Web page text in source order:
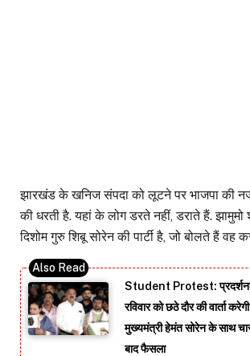
झारखंड के खनिज संपदा को लूटने पर भाजपा की
की धरती है. यहां के लोग डरते नहीं, डराते हैं. झामुमो
दिशोम गुरु शिबू सोरेन की पार्टी है, जो बोलते हैं वह
Student Protest:
रविवार को छठे दौर की वार्ता
मुख्यमंत्री हेमंत सोरेन के साथ
बाद फैसला